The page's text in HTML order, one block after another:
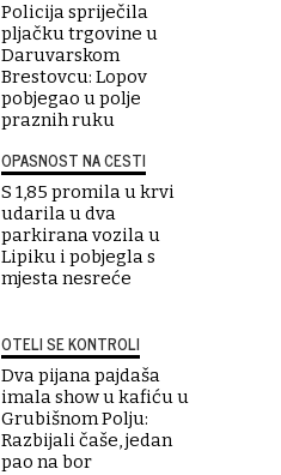
Policija spriječila
pljačku trgovine u
Daruvarskom
Brestovcu: Lopov
pobjegao u polje
praznih ruku
OPASNOST NA CESTI
S 1,85 promila u krvi
udarila u dva
parkirana vozila u
Lipiku i pobjegla s
mjesta nesreće
OTELI SE KONTROLI
Dva pijana pajdaša
imala show u kafiću u
Grubišnom Polju:
Razbijali čaše, jedan
pao na bor